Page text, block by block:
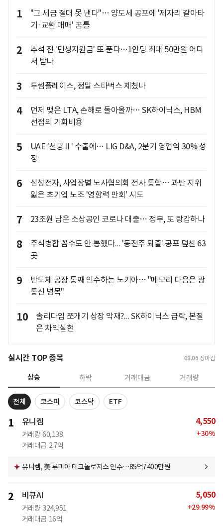
1
"그 세금 절대 못 낸다"… 양도세 공포에 '제자리 갈아타
기·교환 매매' 꿈틀
2
추석 전 '민생지원금' 또 푼다…1인당 최대 50만원 어디
서 받나
3 투썸플레이스, 정말 스타벅스 제쳤나
4
먼저 맺은 LTA, 손해로 돌아올까… SK하이닉스, HBM
선점의 기회비용
5
UAE '천궁Ⅱ' 수출에… LIG D&A, 2분기 영업익 30% 성
장
6
삼성전자, 사업장별 노사협의회 전사 통합… 과반 지위
잃은 초기업 노조 '영향력 만회' 시도
7 23조원 남은 소상공인 코로나 대출… 정부, 또 탕감하나
8
주식병합 꼼수도 안 통했다... '동전주 퇴출' 공포 덮친 63
곳
9
반도체 공장 통째 인수하는 노키아… "메모리 다음은 광
통신 병목"
10
솔리다임 쪼개기 상장 악재?... SK하이닉스 급락, 본질
은 차익실현
실시간 TOP 종목 08.06 장마감
상승 하락 거래대금 거래량
전체 코스피 코스닥 ETF
1 유니켐
거래량 60,138
거래대금 2.7억
4,550
+30%
유니켐, 美 루미아 테크놀로지스 인수…85억7400만원
2 비큐AI
거래량 324,951
거래대금 16억
5,050
+29.99%